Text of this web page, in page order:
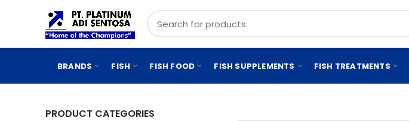
BRANDS FISH FISH FOOD FISH SUPPLEMENTS FISH TREATMENTS
PRODUCT CATEGORIES